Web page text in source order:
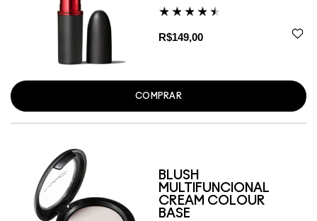
R$149,00
COMPRAR
BLUSH
MULTIFUNCIONAL
CREAM COLOUR
BASE